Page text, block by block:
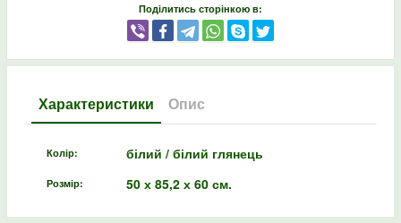
Поділитись сторінкою в:
Характеристики Опис
Колір: білий / білий глянець
Розмір: 50 х 85,2 х 60 см.